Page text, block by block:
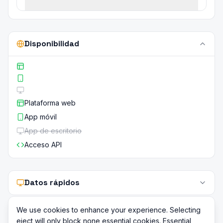
We use cookies to enhance your experience. Selecting
eject will only block none essential cookies. Essential
Disponibilidad
Plataforma web
App móvil
App de escritorio
Acceso API
Datos rápidos